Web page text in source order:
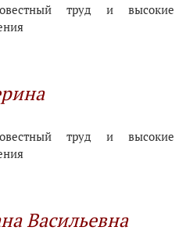
труд и высокие
труд и высокие
Васильевна